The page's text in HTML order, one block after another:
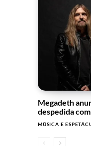
Megadeth
despedida
MÚSICA E